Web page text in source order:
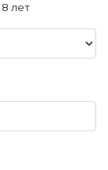
8 лет